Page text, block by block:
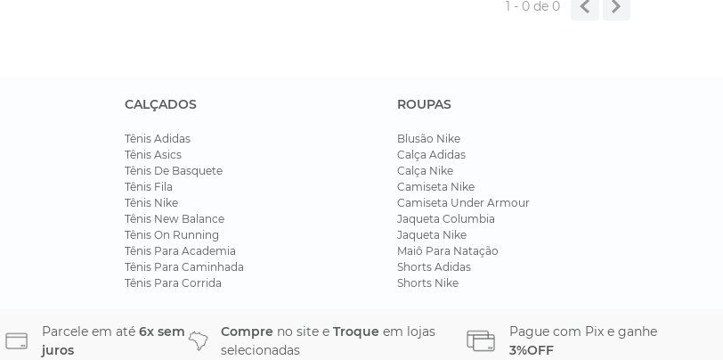
1 - 0de 0
CALÇADOS
Tênis Adidas
Tênis Asics
Tênis De Basquete
Tênis Fila
Tênis Nike
Tênis New Balance
Tênis On Running
Tênis Para Academia
Tênis Para Caminhada
Tênis Para Corrida
ROUPAS
Blusão Nike
Calça Adidas
Calça Nike
Camiseta Nike
Camiseta Under Armour
Jaqueta Columbia
Jaqueta Nike
Maiô Para Natação
Shorts Adidas
Shorts Nike
Parcele em até 6x sem
juros
Compre no site e Troque em lojas
selecionadas
Pague com Pix e ganhe
3%OFF